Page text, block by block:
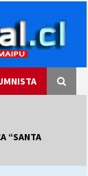
“SANTA